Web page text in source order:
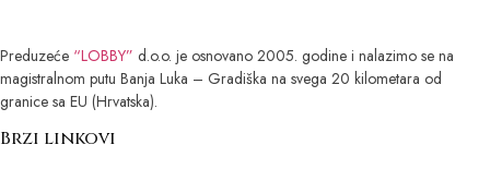
Preduzeće “LOBBY” d.o.o. je osnovano 2005. godine i nalazimo se na
magistralnom putu Banja Luka – Gradiška na svega 20 kilometara od
granice sa EU (Hrvatska).
Brzi linkovi